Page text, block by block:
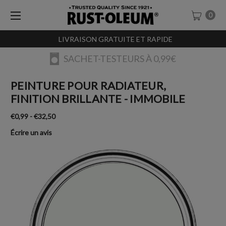
LIVRAISON GRATUITE ET RAPIDE
0
SACHET-TESTEURS À 0,99€
PEINTURE POUR RADIATEUR,
FINITION BRILLANTE - IMMOBILE
€0,99 - €32,50
Écrire un avis